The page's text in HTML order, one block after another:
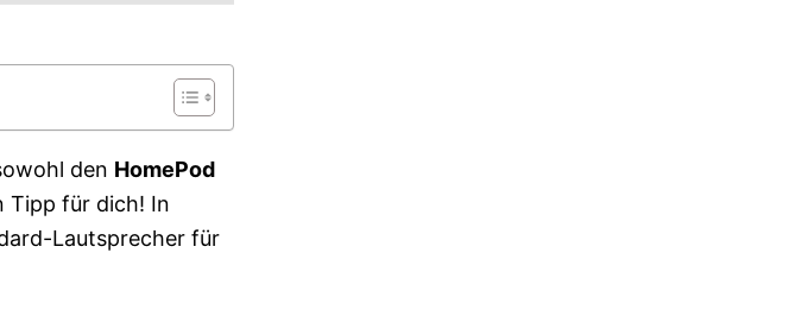
den HomePod
Tipp für dich! In
Lautsprecher für